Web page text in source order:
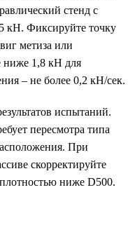
стенд с
кН. Фиксируйте точку
метиза или
ниже 1,8 кН для
– не более 0,2 кН/сек.
испытаний.
пересмотра типа
При
скорректируйте
ниже D500.